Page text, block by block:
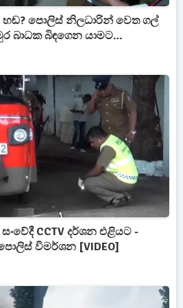
පොලිස් නිලධාරින් වෙත ගල්
බාධක බිඳගෙන යාමට
CCTV දර්ශන එළියට -
විමර්ශන [VIDEO]